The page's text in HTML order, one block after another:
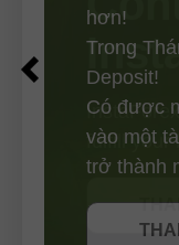
hơn!
Trong
Deposit!
Có được
vào một
trở thành